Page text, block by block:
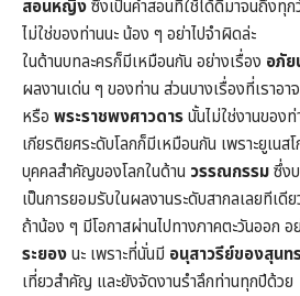
สอนหญิงซึ่งเป็นคำสอนที่ใช้ได้ดีมาจนถึงทุ
ไม่ใช่ของท่านนะ น้อง ๆ อย่าไปจำผิดล่ะ
ในด้านบทละครก็มีเหมือนกัน อย่างเรื่อง อภัย
ผลงานเด่น ๆ ของท่าน ส่วนบางเรื่องที่เราอา
หรือ พระราชพงศาวดารนั้นไม่ใช่งานของท่
เกียรติยศระดับโลกก็มีเหมือนกัน เพราะยูเนส
บุคคลสำคัญของโลกในด้าน วรรณกรรมซึ่ง
เป็นการยอมรับในผลงานระดับสากลเลยทีเดีย
ถ้าน้อง ๆ มีโอกาสผ่านไปทางภาคตะวันออก อ
ระยองนะ เพราะที่นั่นมี อนุสาวรีย์ของสุนท
เที่ยวสำคัญ และยังจัดงานรำลึกท่านทุกปีด้วย